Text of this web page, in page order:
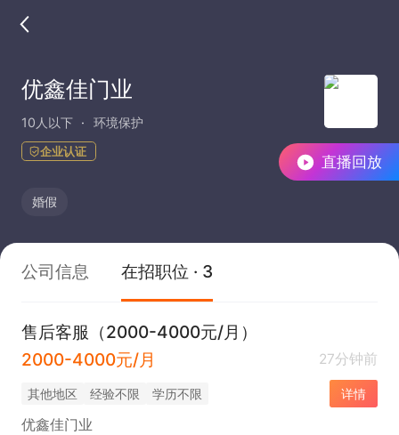
直播回放
优鑫佳门业
10人以下 环境保护
企业认证
婚假
公司信息 在招职位 · 3
售后客服（2000-4000元/月）
2000-4000元/月
27分钟前
其他地区 经验不限 学历不限 详情
优鑫佳门业